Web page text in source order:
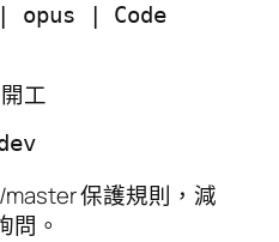
opus | Code
工
保護規則，減
問。